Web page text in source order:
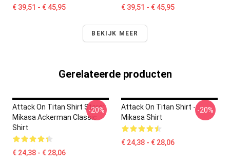
€ 39,51 - € 45,95 € 39,51 - € 45,95
BEKIJK MEER
Gerelateerde producten
Attack On Titan Shirt Store:
Mikasa Ackerman Classic
Shirt
€ 24,38 - € 28,06
-20%
Attack On Titan Shirt -
Mikasa Shirt
€ 24,38 - € 28,06
-20%